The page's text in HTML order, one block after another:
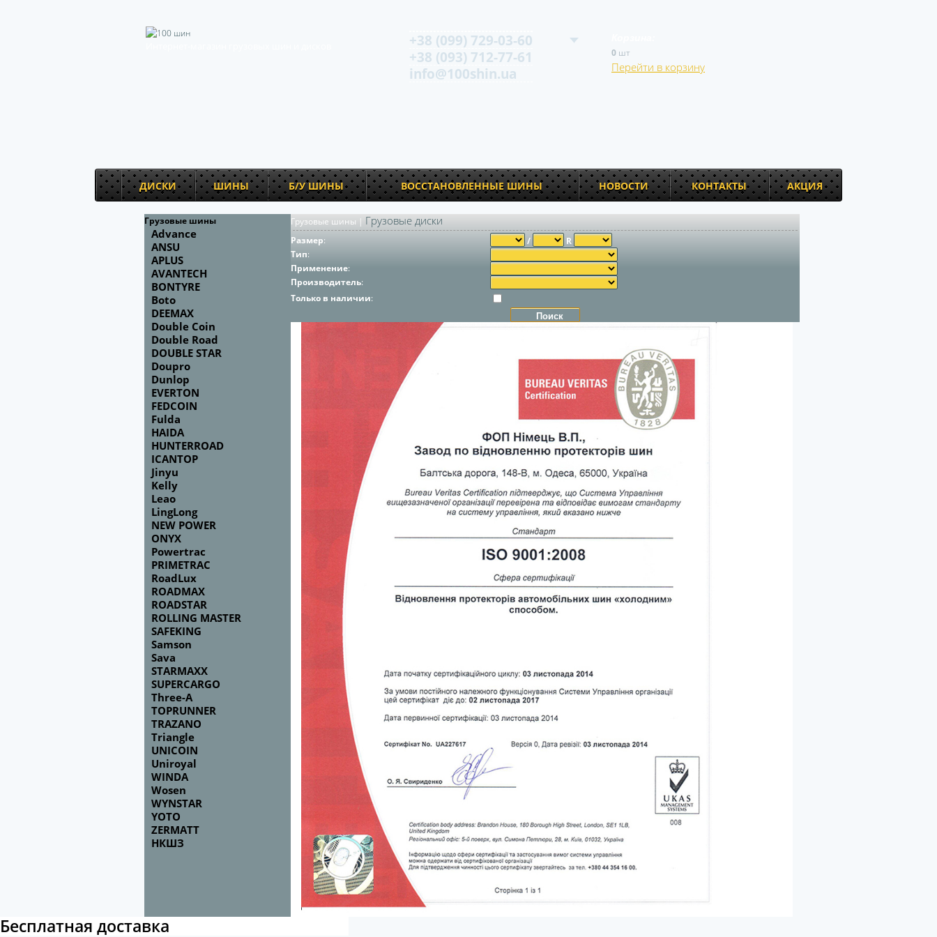
+38 (099) 729-03-60
+38 (093) 712-77-61
info@100shin.ua
0 шт
Перейти в корзину
ДИСКИ ШИНЫ Б/У ШИНЫ ВОССТАНОВЛЕННЫЕ ШИНЫ НОВОСТИ КОНТАКТЫ АКЦИЯ
Грузовые шины
Advance
ANSU
APLUS
AVANTECH
BONTYRE
Boto
DEEMAX
Double Coin
Double Road
DOUBLE STAR
Doupro
Dunlop
EVERTON
FEDCOIN
Fulda
HAIDA
HUNTERROAD
ICANTOP
Jinyu
Kelly
Leao
LingLong
NEW POWER
ONYX
Powertrac
PRIMETRAC
RoadLux
ROADMAX
ROADSTAR
ROLLING MASTER
SAFEKING
Samson
Sava
STARMAXX
SUPERCARGO
Three-A
TOPRUNNER
TRAZANO
Triangle
UNICOIN
Uniroyal
WINDA
Wosen
WYNSTAR
YOTO
ZERMATT
НКШЗ
Грузовые шины | Грузовые диски
Размер: /
R
Тип:
Применение:
Производитель:
Только в наличии:
Бесплатная доставка